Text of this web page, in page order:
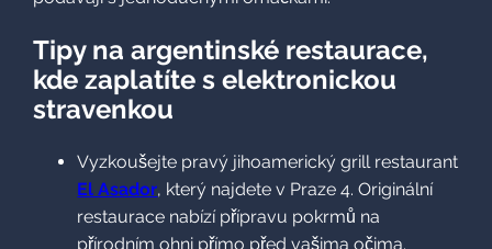
Tipy na argentinské
restaurace, kde zaplatíte
selektronickou
stravenkou